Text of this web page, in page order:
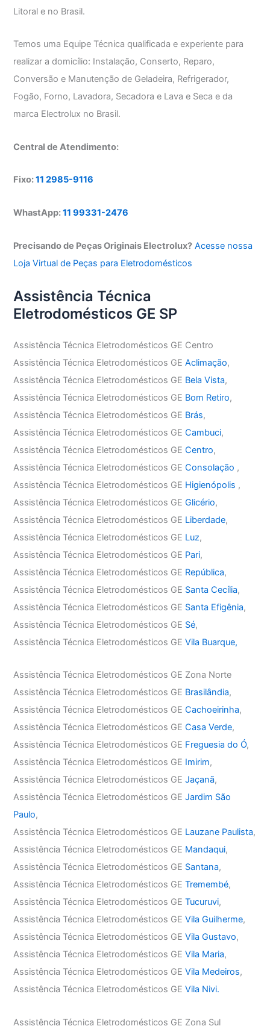
Litoral e no Brasil.
Temos uma Equipe Técnica qualificada e experiente para
realizar a domicílio: Instalação, Conserto, Reparo,
Conversão e Manutenção de Geladeira, Refrigerador,
Fogão, Forno, Lavadora, Secadora e Lava e Seca e da
marca Electrolux no Brasil.
Central de Atendimento:
Fixo:11 2985-9116
WhastApp:11 99331-2476
Precisando de Peças Originais Electrolux? Acesse nossa
Loja Virtual de Peças para Eletrodomésticos
Assistência Técnica
Eletrodomésticos GE SP
Assistência Técnica Eletrodomésticos GE Centro
Assistência Técnica Eletrodomésticos GEAclimação,
Assistência Técnica Eletrodomésticos GE Bela Vista,
Assistência Técnica Eletrodomésticos GE Bom Retiro,
Assistência Técnica Eletrodomésticos GE Brás,
Assistência Técnica Eletrodomésticos GECambuci,
Assistência Técnica Eletrodomésticos GECentro,
Assistência Técnica Eletrodomésticos GEConsolação ,
Assistência Técnica Eletrodomésticos GE Higienópolis ,
Assistência Técnica Eletrodomésticos GEGlicério,
Assistência Técnica Eletrodomésticos GE Liberdade,
Assistência Técnica Eletrodomésticos GE Luz,
Assistência Técnica Eletrodomésticos GE Pari,
Assistência Técnica Eletrodomésticos GE República,
Assistência Técnica Eletrodomésticos GE Santa Cecília,
Assistência Técnica Eletrodomésticos GE Santa Efigênia,
Assistência Técnica Eletrodomésticos GE Sé,
Assistência Técnica Eletrodomésticos GEVila Buarque,
Assistência Técnica Eletrodomésticos GE Zona Norte
Assistência Técnica Eletrodomésticos GE Brasilândia,
Assistência Técnica Eletrodomésticos GECachoeirinha,
Assistência Técnica Eletrodomésticos GECasa Verde,
Assistência Técnica Eletrodomésticos GE Freguesia do Ó,
Assistência Técnica Eletrodomésticos GE Imirim,
Assistência Técnica Eletrodomésticos GEJaçanã,
Assistência Técnica Eletrodomésticos GEJardim São
Paulo,
Assistência Técnica Eletrodomésticos GE Lauzane Paulista,
Assistência Técnica Eletrodomésticos GE Mandaqui,
Assistência Técnica Eletrodomésticos GE Santana,
Assistência Técnica Eletrodomésticos GETremembé,
Assistência Técnica Eletrodomésticos GETucuruvi,
Assistência Técnica Eletrodomésticos GEVila Guilherme,
Assistência Técnica Eletrodomésticos GEVila Gustavo,
Assistência Técnica Eletrodomésticos GEVila Maria,
Assistência Técnica Eletrodomésticos GEVila Medeiros,
Assistência Técnica Eletrodomésticos GEVila Nivi.
Assistência Técnica Eletrodomésticos GE Zona Sul